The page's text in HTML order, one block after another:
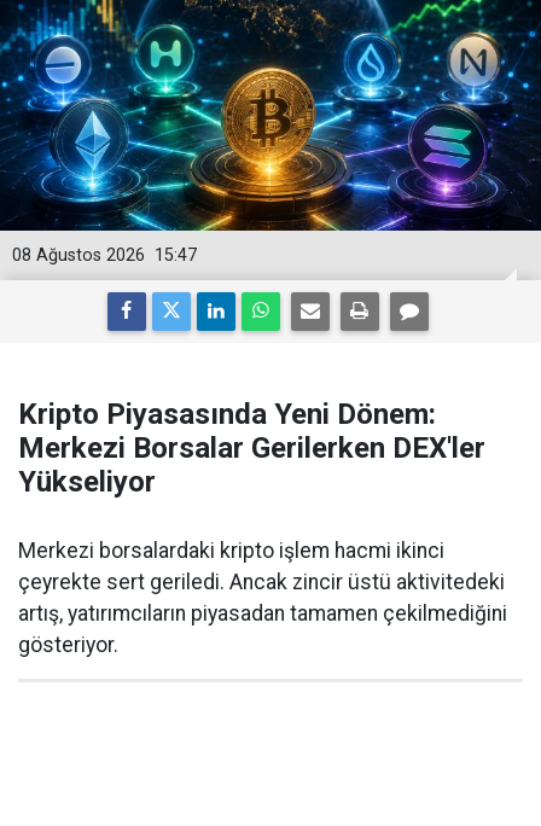
15:47
08 Ağustos 2026
Kripto Piyasasında Yeni Dönem:
Merkezi Borsalar Gerilerken DEX'ler
Yükseliyor
Merkezi borsalardaki kripto işlem hacmi ikinci
çeyrekte sert geriledi. Ancak zincir üstü aktivitedeki
artış, yatırımcıların piyasadan tamamen çekilmediğini
gösteriyor.